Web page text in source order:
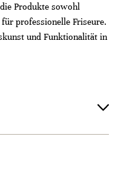
Produkte sowohl
professionelle Friseure.
und Funktionalität in